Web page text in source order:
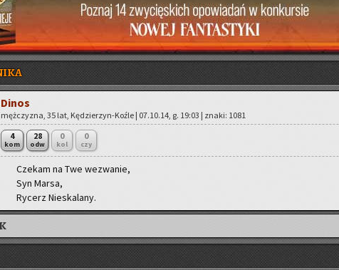
Dinos
męż­czy­zna, 35 lat, Kę­dzie­rzyn-Koź­le | 07.10.14, g. 19:03 | znaki: 1081
4
kom
28
odw
0
kol
0
czy
Cze­kam na Twe we­zwa­nie,
Syn Marsa,
Ry­cerz Nie­ska­la­ny.